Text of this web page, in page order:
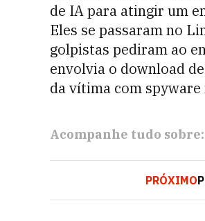
de IA para atingir um
Eles se passaram no
golpistas pediram ao
envolvia o download
da vítima com
Acompanhe tudo sobre:
PRÓXIMO